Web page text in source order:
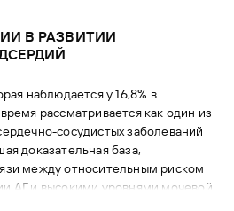
В РАЗВИТИИ
наблюдается у 16,8% в
рассматривается как один из
сосудистых заболеваний
доказательная база,
между относительным риском
АГ и высокими уровнями мочевой